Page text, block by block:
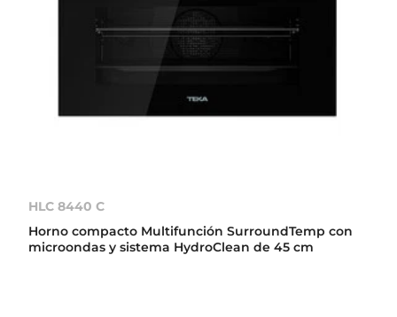
HLC 8440 C
Horno compacto Multifunción SurroundTemp con
microondas y sistema HydroClean de 45 cm